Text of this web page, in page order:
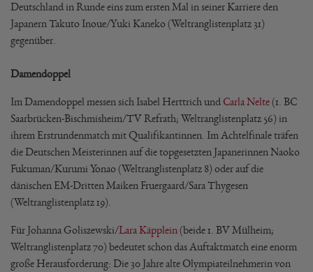
Deutschland in Runde eins zum ersten Mal in seiner Karriere den
Japanern Takuto Inoue/Yuki Kaneko (Weltranglistenplatz 31)
gegenüber.
Damendoppel
Im Damendoppel messen sich Isabel Herttrich undCarla Nelte(1. BC
Saarbrücken-Bischmisheim/TV Refrath; Weltranglistenplatz 56) in
ihrem Erstrundenmatch mit Qualifikantinnen. Im Achtelfinale träfen
die Deutschen Meisterinnen auf die topgesetzten Japanerinnen Naoko
Fukuman/Kurumi Yonao (Weltranglistenplatz 8) oder auf die
dänischen EM-Dritten Maiken Fruergaard/Sara Thygesen
(Weltranglistenplatz 19).
Für Johanna Goliszewski/Lara Käpplein (beide 1. BV Mülheim;
Weltranglistenplatz 70) bedeutet schon das Auftaktmatch eine enorm
große Herausforderung: Die 30 Jahre alte Olympiateilnehmerin von